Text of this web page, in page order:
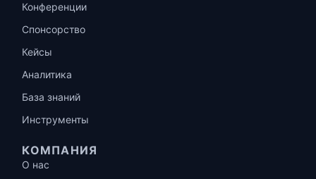
Конференции
Спонсорство
Кейсы
Аналитика
База знаний
Инструменты
КОМПАНИЯ
О нас